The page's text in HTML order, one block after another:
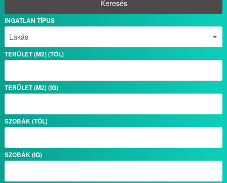
Keresés
INGATLAN TÍPUS
TERÜLET (M2) (TÓL)
TERÜLET (M2) (IG)
SZOBÁK (TÓL)
SZOBÁK (IG)